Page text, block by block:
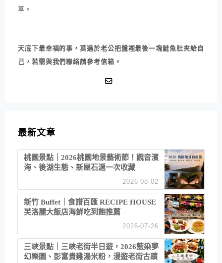
享。
天底下最幸福的事，莫過於老公把盤裡最後一塊鮭魚肚夾給自
己，若需與我們聯絡請參考信箱。
最新文章
桃園景點｜2026桃園地景藝術節！觀音濱
海、後湖生態、新屋石滬一次收藏
2026-08-02
新竹 Buffet｜食譜百匯 RECIPE HOUSE
芙洛麗大飯店海鮮吃到飽推薦
2026-07-26
三峽景點｜三峽老街半日遊，2026藍染夢
幻樂園、彭富貴雞湯米粉，漫遊老街古蹟